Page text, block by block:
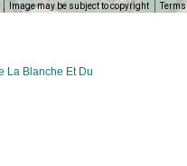
Image may be subject to copyright Terms
La Blanche Et Du